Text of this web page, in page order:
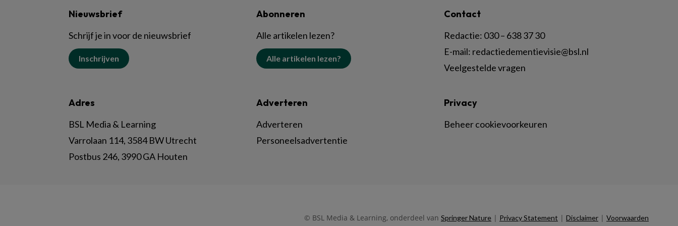
Nieuwsbrief
Schrijf je in voor de nieuwsbrief
Inschrijven
Abonneren
Alle artikelen lezen?
Alle artikelen lezen?
Contact
Redactie: 030 – 638 37 30
E-mail: redactiedementievisie@bsl.nl
Veelgestelde vragen
Adres
BSL Media & Learning
Varrolaan 114, 3584 BW Utrecht
Postbus 246, 3990 GA Houten
Adverteren
Adverteren
Personeelsadvertentie
Privacy
Beheer cookievoorkeuren
© BSL Media & Learning, onderdeel van Springer Nature | Privacy Statement | Disclaimer | Voorwaarden